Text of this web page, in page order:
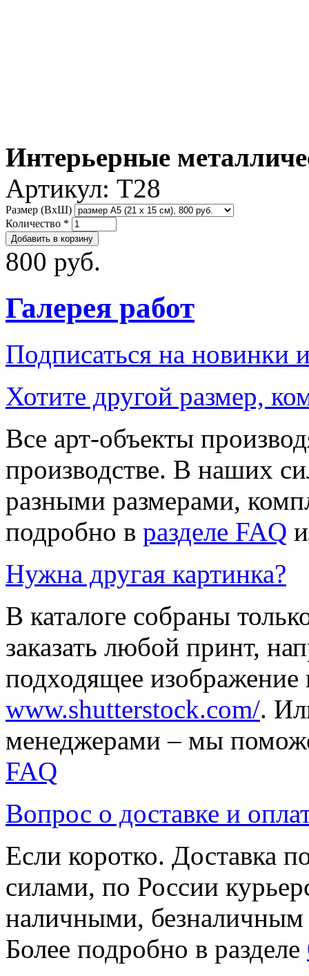
Интерьерные
Артикул: T28
Размер (ВxШ)
Количество *
800 руб.
Галерея работ
Подписаться на новинки
Хотите другой размер,
Все арт-объекты
производстве. В наших
разными размерами,
подробно в разделе FAQ
Нужна другая картинка?
В каталоге собраны
заказать любой принт,
подходящее изображение
www.shutterstock.com/.
менеджерами – мы
FAQ
Вопрос о доставке и
Если коротко. Доставка
силами, по России
наличными,
Более подробно в разделе